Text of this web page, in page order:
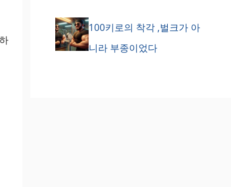
100키로의 착각 ,벌크가 아
니라 부종이었다